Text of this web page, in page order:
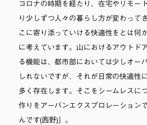
コロナの時期を経たり、在宅やリモー
り少しずつ人々の暮らし方が変わって
こに寄り添っていける快適性をとは何
に考えています。山におけるアウトド
る機能は、都市部においては少しオー
しれないですが、それが日常の快適性
多く存在します。そこをシームレスに
作りをアーバンエクスプロレーション
んです(西野)」。